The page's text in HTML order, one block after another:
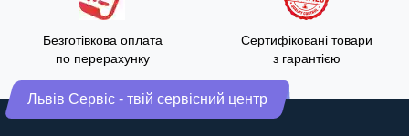
Безготівкова оплата
по перерахунку
Сертифіковані товари
з гарантією
Львів Сервіс - твій сервісний центр